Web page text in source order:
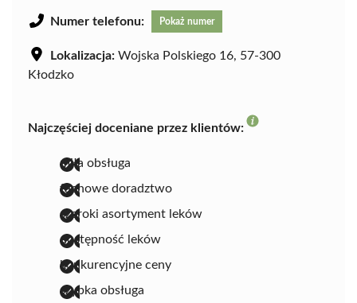
Numer telefonu: Pokaż numer
Lokalizacja: Wojska Polskiego 16, 57-300
Kłodzko
Najczęściej doceniane przez klientów:
miła obsługa
fachowe doradztwo
szeroki asortyment leków
dostępność leków
konkurencyjne ceny
szybka obsługa